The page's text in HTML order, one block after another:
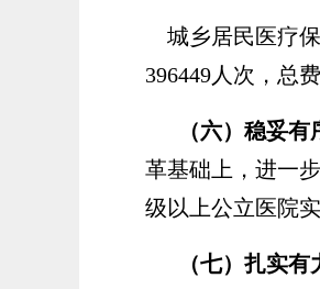
城乡居民医疗
396449人次，总
（六）稳妥有
革基础上，进一
级以上公立医院
（七）扎实有